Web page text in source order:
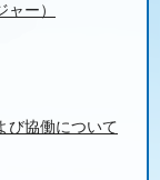
ー）
び協働について